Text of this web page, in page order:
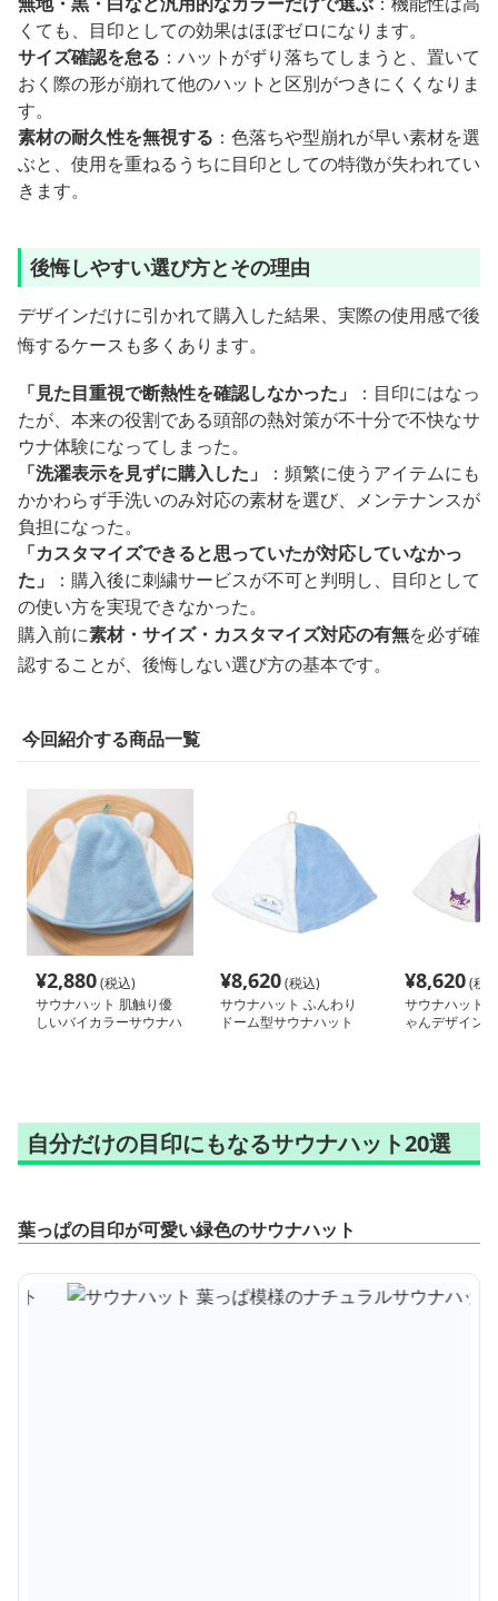
くても、目印としての効果はほぼゼロになります。
サイズ確認を怠る ：ハットがずり落ちてしまうと、置いて
おく際の形が崩れて他のハットと区別がつきにくくなりま
す。
素材の耐久性を無視する ：色落ちや型崩れが早い素材を選
ぶと、使用を重ねるうちに目印としての特徴が失われてい
きます。
後悔しやすい選び方とその理由
デザインだけに引かれて購入した結果、実際の使用感で後
悔するケースも多くあります。
「見た目重視で断熱性を確認しなかった」
：目印にはなっ
たが、本来の役割である頭部の熱対策が不十分で不快なサ
ウナ体験になってしまった。
「洗濯表示を見ずに購入した」
：頻繁に使うアイテムにも
かかわらず手洗いのみ対応の素材を選び、メンテナンスが
負担になった。
「カスタマイズできると思っていたが対応していなかっ
た」
：購入後に刺繍サービスが不可と判明し、目印として
の使い方を実現できなかった。
購入前に素材・サイズ・カスタマイズ対応の有無を必ず確
認することが、後悔しない選び方の基本です。
今回紹介する商品一覧
¥2,880(税込)
サウナハット 肌触り優
しいバイカラーサウナハ
¥8,620(税込)
サウナハット ふんわり
ドーム型サウナハット
¥8,620(税
サウナハット
ゃんデザイン
自分だけの目印にもなるサウナハット20選
葉っぱの目印が可愛い緑色のサウナハット